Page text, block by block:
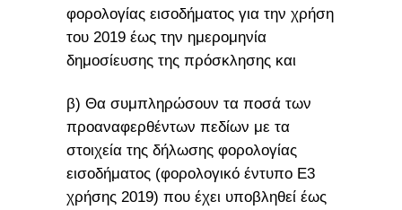
φορολογίας εισοδήματος για την χρήση
του 2019 έως την ημερομηνία
δημοσίευσης της πρόσκλησης και
β) Θα συμπληρώσουν τα ποσά των
προαναφερθέντων πεδίων με τα
στοιχεία της δήλωσης φορολογίας
εισοδήματος (φορολογικό έντυπο Ε3
χρήσης 2019) που έχει υποβληθεί έως